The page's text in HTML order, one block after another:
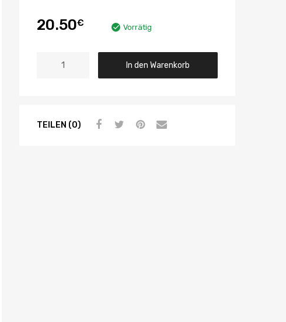
20.50€ Vorrätig
In den Warenkorb
TEILEN (0)